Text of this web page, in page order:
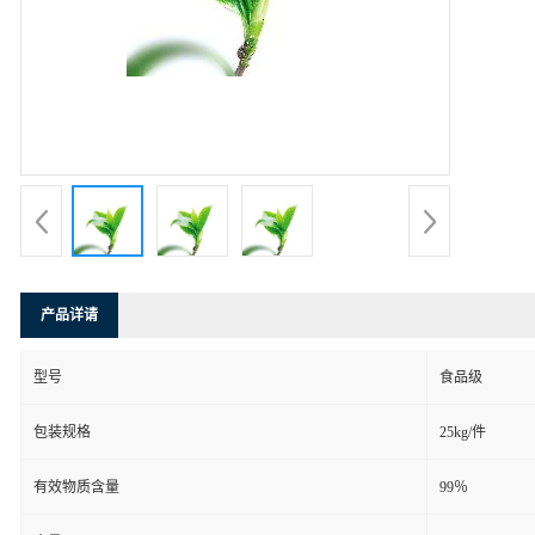
产品详请
型号 食品级
包装规格 25kg/件
有效物质含量 99％